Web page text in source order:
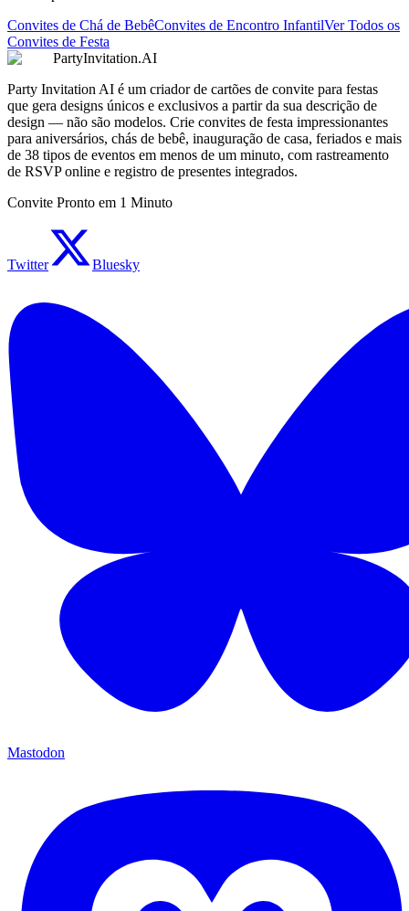
Convites de Chá de BebêConvites de Encontro InfantilVer Todos os
Convites de Festa
PartyInvitation.AI
Party Invitation AI é um criador de cartões de convite para festas
que gera designs únicos e exclusivos a partir da sua descrição de
design — não são modelos. Crie convites de festa impressionantes
para aniversários, chás de bebê, inauguração de casa, feriados e mais
de 38 tipos de eventos em menos de um minuto, com rastreamento
de RSVP online e registro de presentes integrados.
Convite Pronto em 1 Minuto
Twitter Bluesky
Mastodon